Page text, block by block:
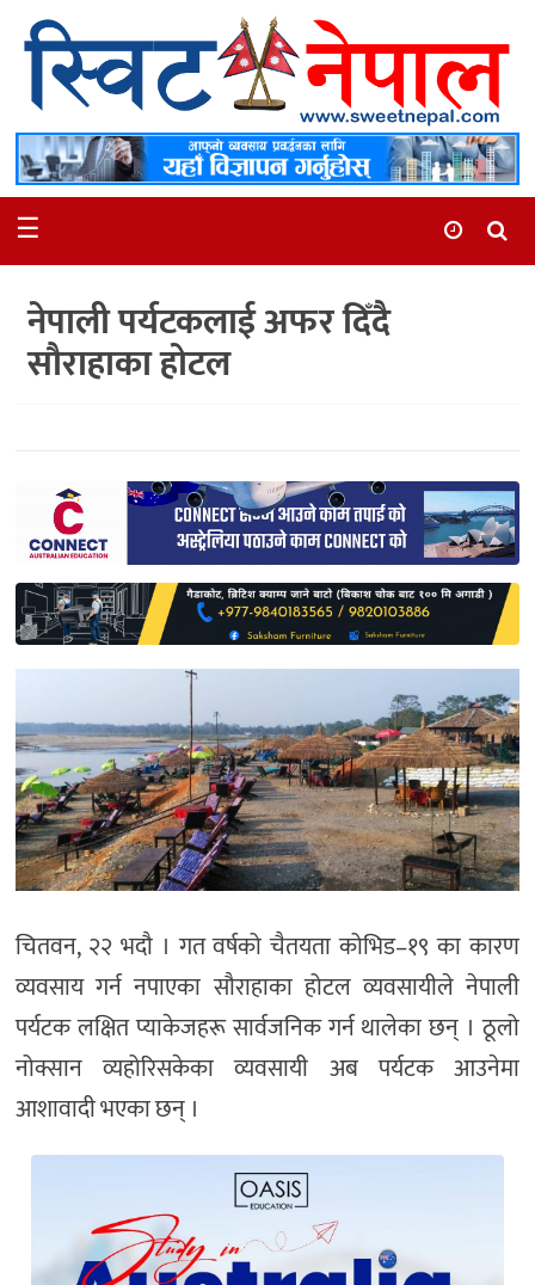
समाचार
स्थानीय
मनोरञ्जन
अन्तर्वार्ता
समाज
भिडियो
साहित्य
प्रदेश
English
☰
नेपाली पर्यटकलाई अफर दिँदै
सौराहाका होटल
चितवन, २२ भदौ । गत वर्षको चैतयता कोभिड–१९ का कारण
व्यवसाय गर्न नपाएका सौराहाका होटल व्यवसायीले नेपाली
पर्यटक लक्षित प्याकेजहरू सार्वजनिक गर्न थालेका छन् । ठूलो
नोक्सान व्यहोरिसकेका व्यवसायी अब पर्यटक आउनेमा
आशावादी भएका छन् ।